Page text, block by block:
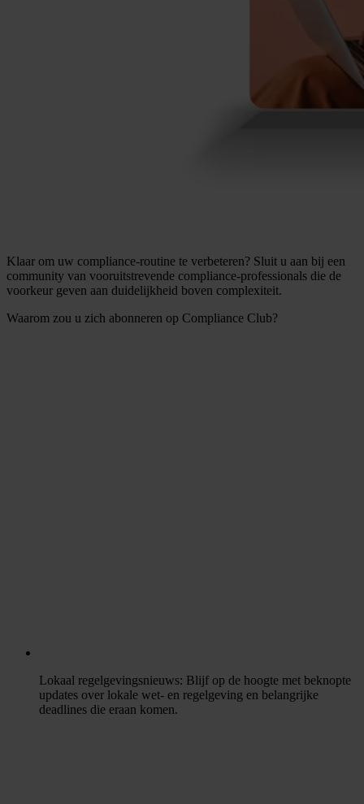
Klaar om uw compliance-routine te verbeteren? Sluit u aan bij een
community van vooruitstrevende compliance-professionals die de
voorkeur geven aan duidelijkheid boven complexiteit.
Waarom zou u zich abonneren op Compliance Club?
Lokaal regelgevingsnieuws: Blijf op de hoogte met beknopte
updates over lokale wet- en regelgeving en belangrijke
deadlines die eraan komen.